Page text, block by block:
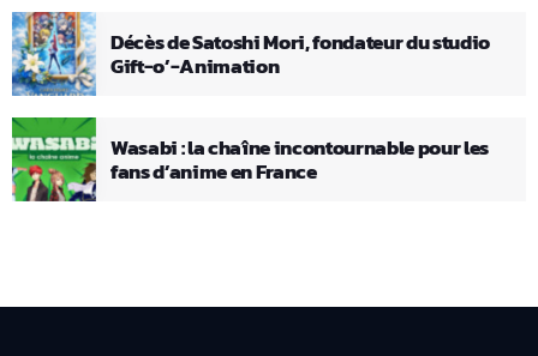
Décès de Satoshi Mori, fondateur du studio
Gift-o’-Animation
Wasabi : la chaîne incontournable pour les
fans d’anime en France